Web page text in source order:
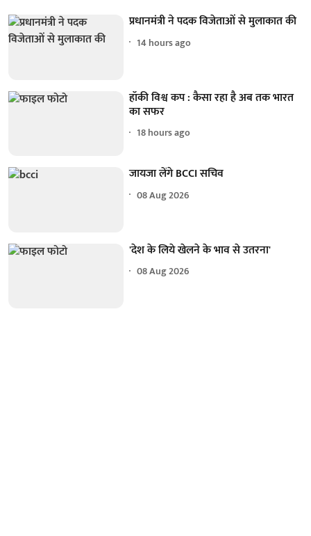
प्रधानमंत्री ने पदक विजेताओं से मुलाकात की
14 hours ago
हॉकी विश्व कप : कैसा रहा है अब तक भारत
का सफर
18 hours ago
जायजा लेंगे BCCI सचिव
08 Aug 2026
'देश के लिये खेलने के भाव से उतरना'
08 Aug 2026